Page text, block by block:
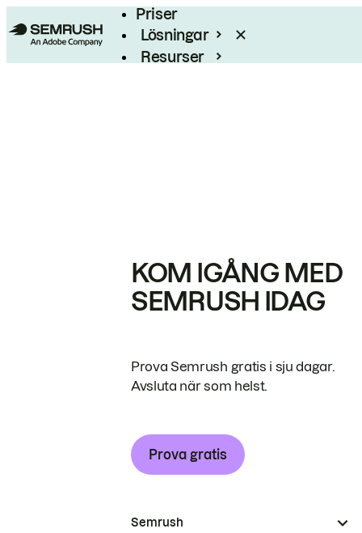
Priser
Lösningar
Resurser
KOM IGÅNG MED
SEMRUSH IDAG
Prova Semrush gratis i sju dagar.
Avsluta när som helst.
Prova gratis
Semrush